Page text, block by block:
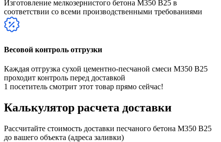
Изготовление мелкозернистого бетона М350 В25 в
соответствии со всеми производственными требованиями
Весовой контроль отгрузки
Каждая отгрузка сухой цементно-песчаной смеси М350 В25
проходит контроль перед доставкой
1 посетитель смотрит этот товар прямо сейчас!
Калькулятор расчета доставки
Рассчитайте стоимость доставки песчаного бетона М350 В25
до вашего объекта (адреса заливки)